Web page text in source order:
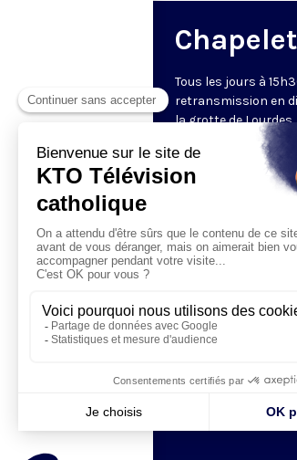
Tous les jours à
retransmission en
la grotte de
Sanctuaires.
méditations des
proposée en
Visiter la page